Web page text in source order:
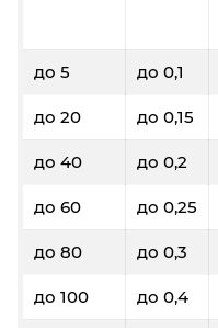
до 5 до 0,1
до 20 до 0,15
до 40 до 0,2
до 60 до 0,25
до 80 до 0,3
до 100 до 0,4